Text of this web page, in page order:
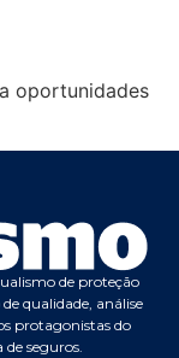
oportunidades
de proteção
qualidade, análise
protagonistas do
seguros.